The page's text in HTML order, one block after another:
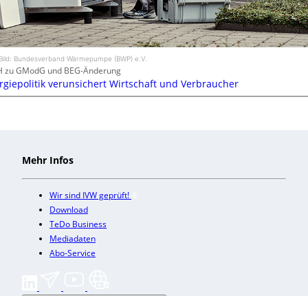
Bundesverband Wärmepumpe (BWP) e.V.
zu GModG und BEG-Änderung
verunsichert Wirtschaft und Verbraucher
Mehr Infos
Wir sind IVW geprüft!
Download
TeDo Business
Mediadaten
Abo-Service